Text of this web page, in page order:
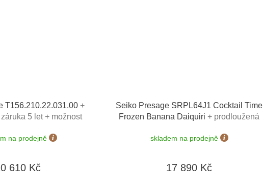
T156.210.22.031.00 +
5 let + možnost
zdarma
na prodejně
610 Kč
Seiko Presage SRPL64J1 Cocktail Time
Frozen Banana Daiquiri+ prodloužená
skladem na prodejně
17 890 Kč